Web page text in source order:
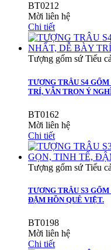
BT0212
Mời liên hệ
Chi tiết
Tượng gốm sứ Tiểu
TƯỢNG TRÂU S4
TRÍ, VẪN TRỌN Ý
BT0162
Mời liên hệ
Chi tiết
Tượng gốm sứ Tiểu
TƯỢNG TRÂU S3
ĐẬM HỒN QUÊ VIỆT.
BT0198
Mời liên hệ
Chi tiết